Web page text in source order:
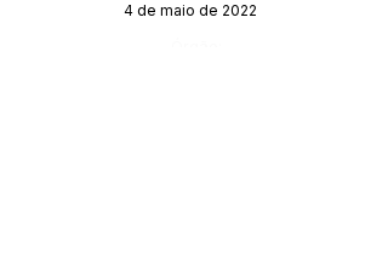
4 de maio de 2022